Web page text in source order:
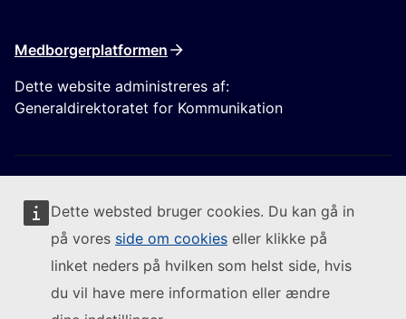
Dette websted bruger cookies. Du kan gå in
på vores side om cookies eller klikke på
linket neders på hvilken som helst side, hvis
du vil have mere information eller ændre
Medborgerplatformen
Dette website administreres af:
Generaldirektoratet for Kommunikation
Følg Europa-Kommissionen
Kontakt os (Eksternt link)